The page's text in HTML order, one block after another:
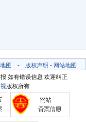
图 - 版权声明 - 网站地图
如有错误信息 欢迎纠正
版权所有